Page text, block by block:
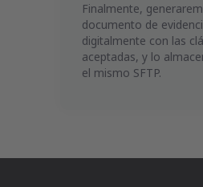
Finalmente,
documento de
digitalmente con las
aceptadas, y lo
el mismo SFTP.